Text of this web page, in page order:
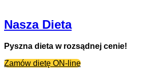
Nasza Dieta
Pyszna dieta w rozsądnej cenie!
Zamów dietę ON-line